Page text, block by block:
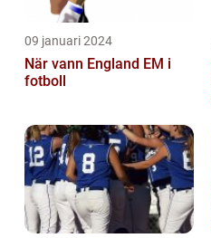
09 januari 2024
När vann England EM i
fotboll